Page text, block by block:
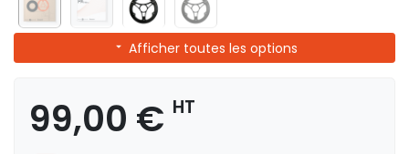
Afficher toutes les options
99,00 € HT